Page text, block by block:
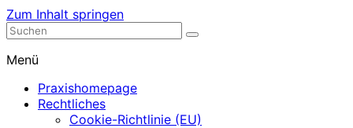
Zum Inhalt springen
Nephrologische Praxis mit Dialyse
Menü
Praxishomepage
Rechtliches
Cookie-Richtlinie (EU)